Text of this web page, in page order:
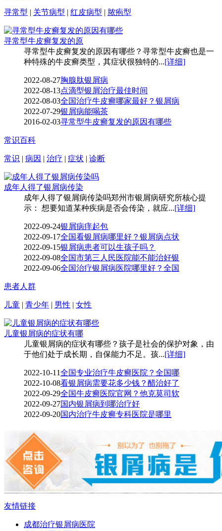
寻常型 | 关节病型 | 红皮病型 | 脓疱型
寻常型牛皮癣复发的原
寻常型牛皮癣复发的原因有哪些？寻常型牛皮癣也是一
种特殊的牛皮癣类型，其症状很独特的...[详细]
2022-08-27胸腺肽银屑病
2022-08-13点滴型银屑治疗最佳时间
2022-08-03全国治疗牛皮癣哪家最好？银屑病
2022-07-29银屑病能喝茶
2016-02-03寻常型牛皮癣复发的原因有哪些
常识百科
常识 | 病因 | 治疗 | 症状 | 诊断
成年人得了银屑病传染
成年人得了银屑病传染吗郑州市银屑病研究所核心提
示： 想要知道某种疾病是否会传染，就应...[详细]
2022-09-24银屑病痒起包
2022-09-17全国看银屑病哪里好？银屑病点状
2022-09-15银屑病患者可以生孩子吗？
2022-09-08全国市第三人民医院能不能治好银
2022-09-06全国治疗银屑病医院哪里好？全国
患者人群
儿童 | 青少年 | 男性 | 女性
儿童银屑病的症状有哪
儿童银屑病的症状有哪些？孩子是社会的保护对象，由
于他们处于成长期，自保能力不足。孩...[详细]
2022-10-11全国专业治疗牛皮癣医院？全国哪
2022-10-08看银屑病需要花多少钱？醋治好了
2022-09-29全国牛皮癣医院官网？他克莫司软
2022-09-27国内银屑病到哪治疗好
2022-09-20国内治疗牛皮癣专科医院是哪里
友情链接
成都治疗银屑病医院